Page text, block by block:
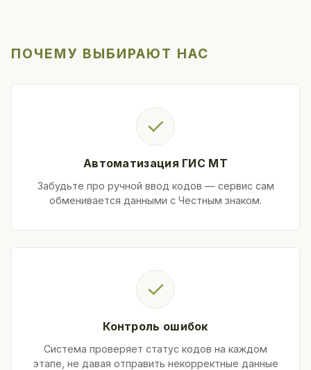
ПОЧЕМУ ВЫБИРАЮТ НАС
✓
Автоматизация ГИС МТ
Забудьте про ручной ввод кодов — сервис сам
обменивается данными с Честным знаком.
✓
Контроль ошибок
Система проверяет статус кодов на каждом
этапе, не давая отправить некорректные данные